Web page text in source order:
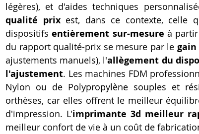
légères), et d'aides techniques
qualité prix est, dans ce contexte, celle
dispositifs entièrement sur-mesure à
du rapport qualité-prix se mesure par le
ajustements manuels), l'allègement du
l'ajustement. Les machines FDM
Nylon ou de Polypropylène souples et
orthèses, car elles offrent le meilleur
d'impression. L'imprimante 3d meilleur
meilleur confort de vie à un coût de